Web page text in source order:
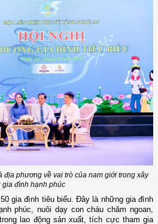
địa phương về vai trò của nam giới trong xây
gia đình hạnh phúc
gia đình tiêu biểu. Đây là những gia đình
phúc, nuôi dạy con cháu chăm ngoan,
lao động sản xuất, tích cực tham gia